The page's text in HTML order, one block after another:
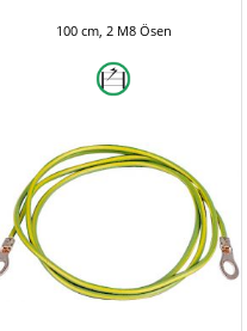
100 cm, 2 M8 Ösen